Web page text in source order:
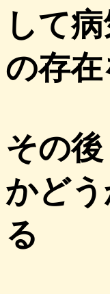
して
の存
その
かど
る